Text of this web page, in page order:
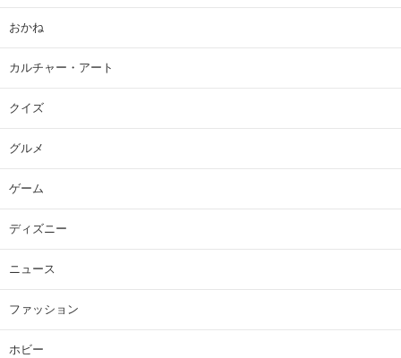
おかね
カルチャー・アート
クイズ
グルメ
ゲーム
ディズニー
ニュース
ファッション
ホビー